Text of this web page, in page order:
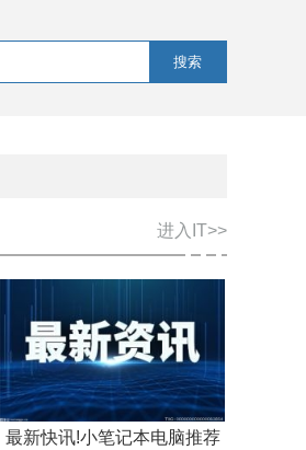
搜索
进入IT>>
最新快讯!小笔记本电脑推荐